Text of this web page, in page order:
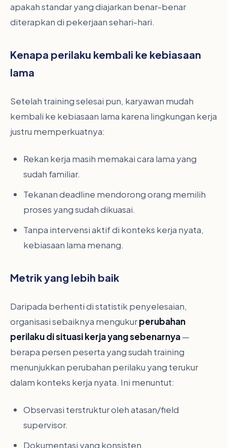
apakah standar yang diajarkan benar-benar
diterapkan di pekerjaan sehari-hari.
Kenapa perilaku kembali ke kebiasaan
lama
Setelah training selesai pun, karyawan mudah
kembali ke kebiasaan lama karena lingkungan kerja
justru memperkuatnya:
Rekan kerja masih memakai cara lama yang
sudah familiar.
Tekanan deadline mendorong orang memilih
proses yang sudah dikuasai.
Tanpa intervensi aktif di konteks kerja nyata,
kebiasaan lama menang.
Metrik yang lebih baik
Daripada berhenti di statistik penyelesaian,
organisasi sebaiknya mengukurperubahan
perilaku di situasi kerja yang sebenarnya—
berapa persen peserta yang sudah training
menunjukkan perubahan perilaku yang terukur
dalam konteks kerja nyata. Ini menuntut:
Observasi terstruktur oleh atasan/field
supervisor.
Dokumentasi yang konsisten.